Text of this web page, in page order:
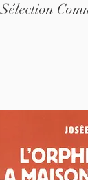
Sélection